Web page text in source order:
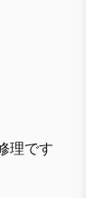
理です